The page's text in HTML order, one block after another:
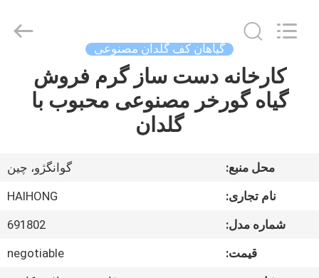
خانه
درباره
گیاهان کف گلدان مصنوعی
کارخانه دست ساز گرم فروش
گیاه گورخر مصنوعی محبوب با
گلدان
محل منبع:
گوانگژو، چین
نام تجاری:
HAIHONG
شماره مدل:
691802
قیمت:
negotiable